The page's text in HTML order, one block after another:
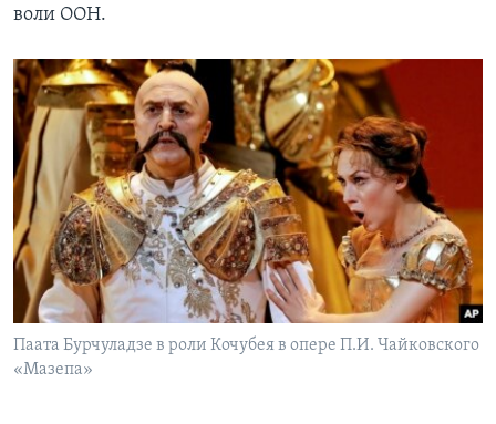
воли ООН.
Паата Бурчуладзе в роли Кочубея в опере П.И. Чайковского
«Мазепа»